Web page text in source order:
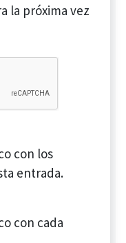
la próxima vez
con los
entrada.
con cada